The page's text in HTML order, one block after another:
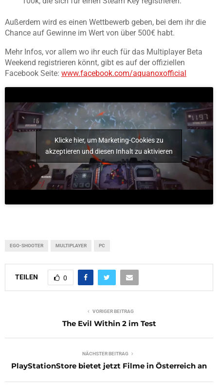
Außerdem wird es einen Wettbewerb geben, bei dem ihr die
Chance auf Gewinne im Wert von über 500€ habt.
Mehr Infos, vor allem wo ihr euch für das Multiplayer Beta
Weekend registrieren könnt, gibt es auf der offiziellen
Facebook Seite: www.facebook.com/aquanoxofficial
Klicke hier, um Marketing-Cookies zu
akzeptieren und diesen Inhalt zu aktivieren
EGO-SHOOTER MULTIPLAYER PC
TEILEN 0
VORIGER BEITRAG
The Evil Within 2 im Test
NÄCHSTER BEITRAG
PlayStationStore bietet jetzt Filme in Österreich an